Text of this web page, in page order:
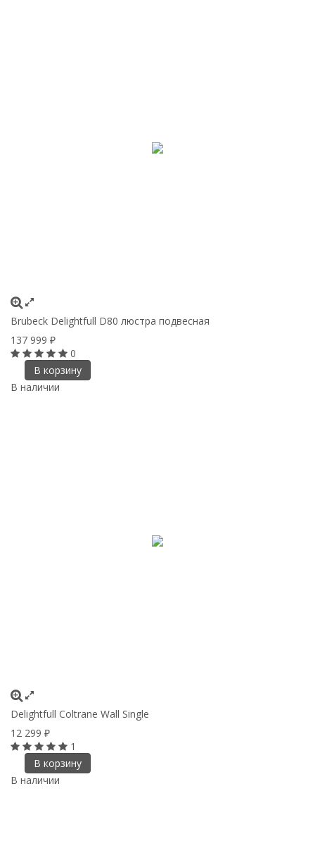
Brubeck Delightfull D80 люстра подвесная
137 999 ₽
0
В корзину
В наличии
Delightfull Coltrane Wall Single
12 299 ₽
1
В корзину
В наличии